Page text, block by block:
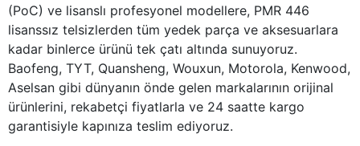
(PoC) ve lisanslı profesyonel modellere, PMR 446
lisanssız telsizlerden tüm yedek parça ve aksesuarlara
kadar binlerce ürünü tek çatı altında sunuyoruz.
Baofeng, TYT, Quansheng, Wouxun, Motorola, Kenwood,
Aselsan gibi dünyanın önde gelen markalarının orijinal
ürünlerini, rekabetçi fiyatlarla ve 24 saatte kargo
garantisiyle kapınıza teslim ediyoruz.